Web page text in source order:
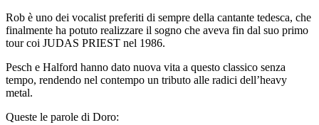
Rob è uno dei vocalist preferiti di sempre della cantante tedesca, che
finalmente ha potuto realizzare il sogno che aveva fin dal suo primo
tour coi JUDAS PRIEST nel 1986.
Pesch e Halford hanno dato nuova vita a questo classico senza
tempo, rendendo nel contempo un tributo alle radici dell’heavy
metal.
Queste le parole di Doro: